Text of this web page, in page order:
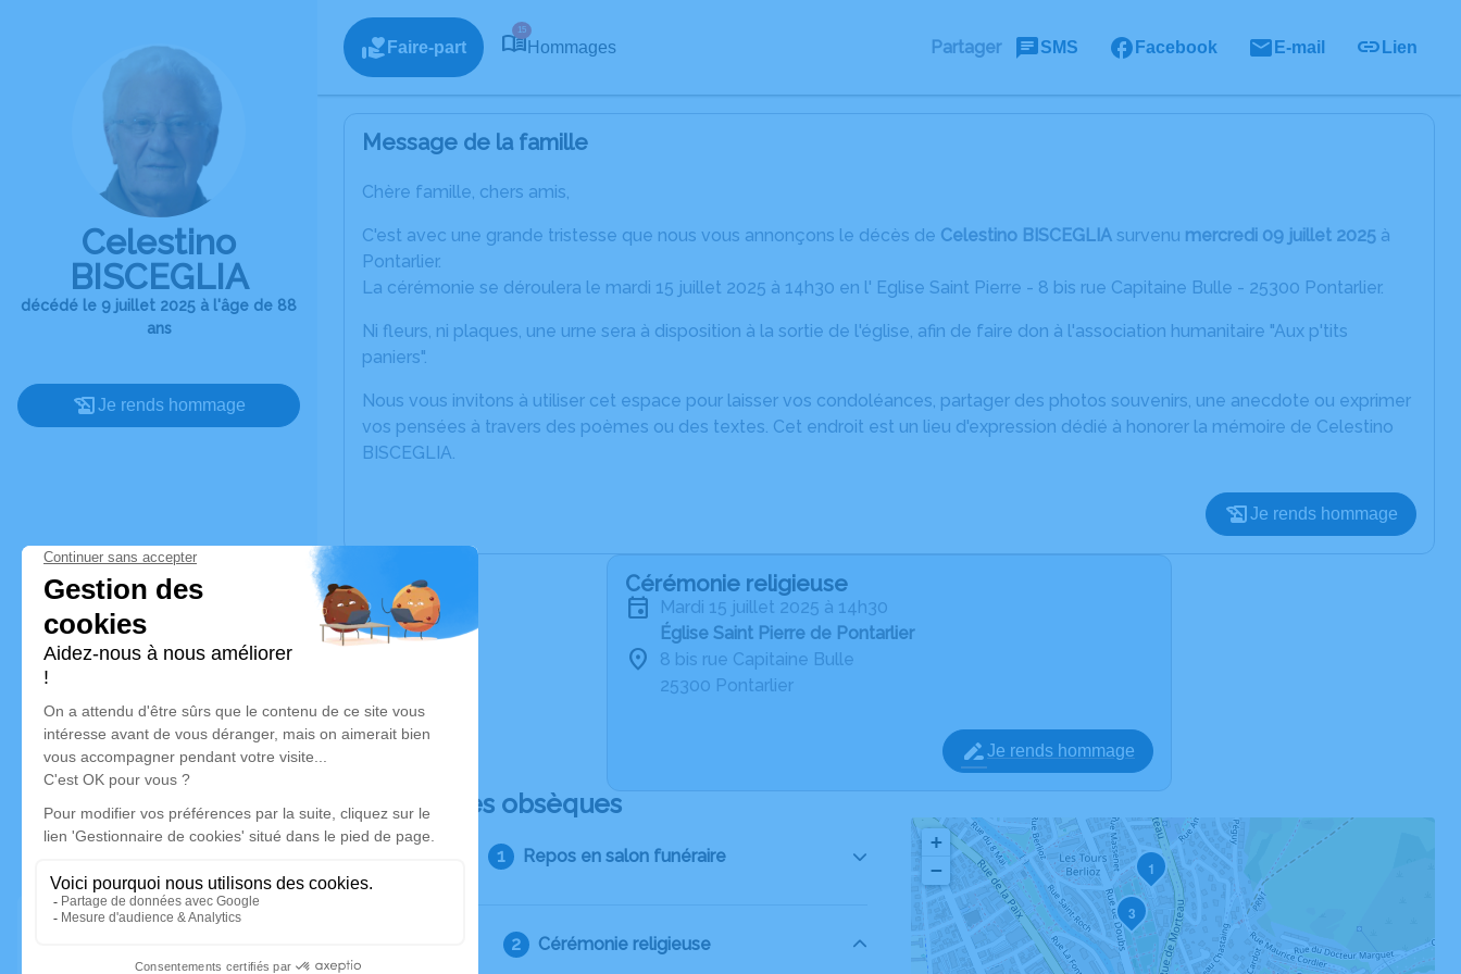
Celestino
BISCEGLIA
décédé le 9 juillet 2025 à l'âge de 88
ans
Je rends hommage
Faire-part
15
Hommages Partager SMS Facebook E-mail Lien
Message de la famille
Chère famille, chers amis,
C'est avec une grande tristesse que nous vous annonçons le décès de Celestino BISCEGLIA survenu mercredi 09 juillet 2025 à
Pontarlier.
La cérémonie se déroulera le mardi 15 juillet 2025 à 14h30 en l' Eglise Saint Pierre - 8 bis rue Capitaine Bulle - 25300 Pontarlier.
Ni fleurs, ni plaques, une urne sera à disposition à la sortie de l'église, afin de faire don à l'association humanitaire "Aux p'tits
paniers".
Nous vous invitons à utiliser cet espace pour laisser vos condoléances, partager des photos souvenirs, une anecdote ou exprimer
vos pensées à travers des poèmes ou des textes. Cet endroit est un lieu d'expression dédié à honorer la mémoire de Celestino
BISCEGLIA.
Je rends hommage
Cérémonie religieuse
mardi 15 juillet 2025 à 14h30
Église Saint Pierre de Pontarlier
8 bis rue Capitaine Bulle
25300 Pontarlier
Je rends hommage
Déroulé des obsèques
Repos en salon funéraire
Cérémonie religieuse
1
3
+
−